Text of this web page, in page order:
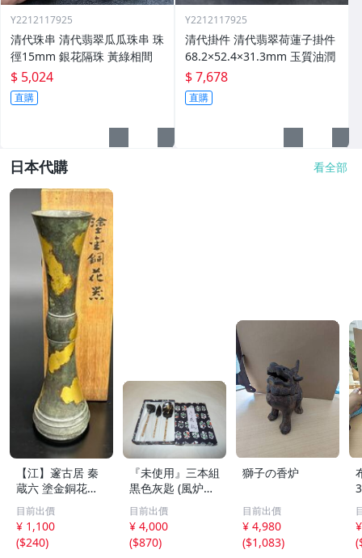
Y2212117925
清代珠串 清代翡翠瓜瓜珠串 珠
徑15mm 銀花隔珠 黃綠相間
$ 5,024
直購
Y2212117925
清代掛件 清代翡翠荷蓮子掛件
68.2×52.4×31.3mm 玉質油潤
$ 7,678
直購
日本代購 看全部
【江】邃古居 秦
蔵六 塗金銅花器
直径約9cm×高さ
30cm 在銘 共箱
古美術品(華道具
花生花瓶花生飾
目前出價
¥ 1,100
($240)
『未使用』三本組
黒色灰匙 (風炉用)
化粧箱
目前出價
¥ 4,000
($870)
獅子の香炉
目前出價
¥ 4,980
($1,083)
(